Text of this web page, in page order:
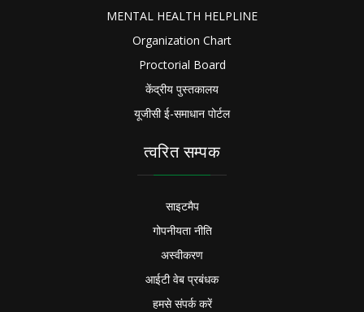
MENTAL HEALTH HELPLINE
Organization Chart
Proctorial Board
केंद्रीय पुस्तकालय
यूजीसी ई-समाधान पोर्टल
त्वरित सम्पक
साइटमैप
गोपनीयता नीति
अस्वीकरण
आईटी वेब प्रबंधक
हमसे संपर्क करें